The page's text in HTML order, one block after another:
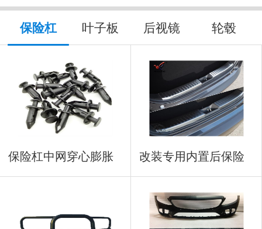
保险杠 叶子板 后视镜 轮毂
保险杠中网穿心膨胀
铆钉
改装专用内置后保险
杠防